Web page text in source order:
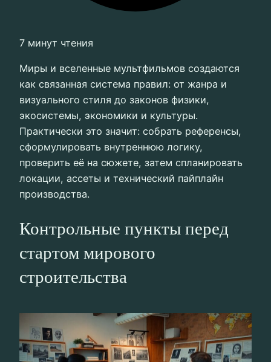
7 минут чтения
Миры и вселенные мультфильмов создаются
как связанная система правил: от жанра и
визуального стиля до законов физики,
экосистемы, экономики и культуры.
Практически это значит: собрать референсы,
сформулировать внутреннюю логику,
проверить её на сюжете, затем спланировать
локации, ассеты и технический пайплайн
производства.
Контрольные пункты перед
стартом мирового
строительства